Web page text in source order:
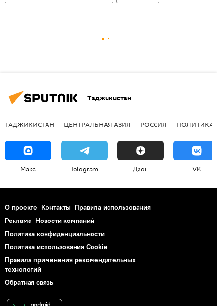
Таджикистан
ТАДЖИКИСТАН ЦЕНТРАЛЬНАЯ АЗИЯ РОССИЯ ПОЛИТИКА
Макс Telegram Дзен VK
О проекте Контакты Правила использования
Реклама Новости компаний
Политика конфиденциальности
Политика использования Cookie
Правила применения рекомендательных
технологий
Обратная связь